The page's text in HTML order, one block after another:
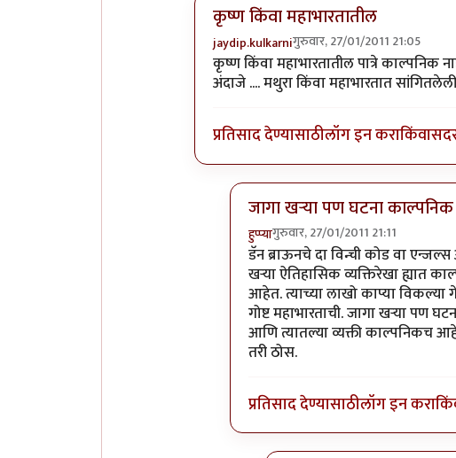
कृष्ण किंवा महाभारतातील
jaydip.kulkarniगुरुवार, 27/01/2011 21:05
In reply toराधा ही काल्पनिक व्यक्तिरेखा
कृष्ण किंवा महाभारतातील पात्रे काल्पनिक
अंदाजे .... मथुरा किंवा महाभारतात
प्रतिसाद देण्यासाठीलॉग इन कराकिंवा
जागा खर्‍या पण घटना काल्पनिक
हुप्प्यागुरुवार, 27/01/2011 21:11
In reply toकृष्ण किंवा
डॅन ब्राऊनचे दा विन्ची कोड वा
खर्‍या ऐतिहासिक व्यक्तिरेखा ह्यात
आहेत. त्याच्या लाखो काप्या
गोष्ट महाभारताची. जागा खर्‍या पण
आणि त्यातल्या व्यक्ती काल्पनिकच
तरी ठोस.
प्रतिसाद देण्यासाठीलॉग इन करा